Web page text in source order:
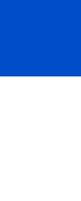
optimise
les
une efficacité
Que
clé en